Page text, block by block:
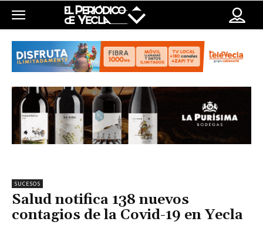
SUCESOS
Salud notifica 138 nuevos
contagios de la Covid-19 en Yecla